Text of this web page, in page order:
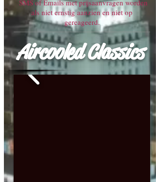
SMS of Emails met prijsaanvragen worden
als niet ernstig aanzien en niet op
gereageerd.
Aircooled Classics